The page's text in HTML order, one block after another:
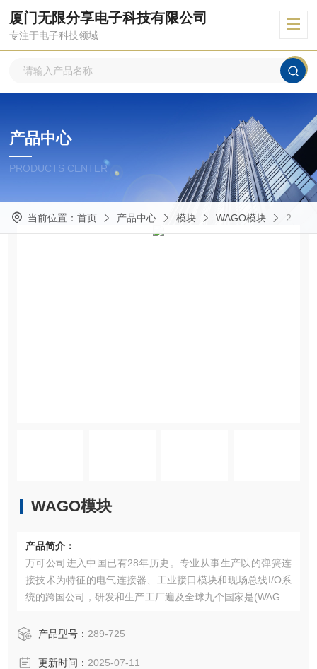
厦门无限分享电子科技有限公司
专注于电子科技领域
产品中心
PRODUCTS CENTER
当前位置： 首页 产品中心 模块 WAGO模块 289-725WAGO模块
WAGO模块
产品简介：
万可公司进入中国已有28年历史。专业从事生产以的弹簧连
接技术为特征的电气连接器、工业接口模块和现场总线I/O系
统的跨国公司，研发和生产工厂遍及全球九个国家‌是(WAGO)
器、接线端子等，以弹簧夹持连接技术为核心，具有高可靠
于工业自动化领域
产品型号： 289-725
更新时间： 2025-07-11